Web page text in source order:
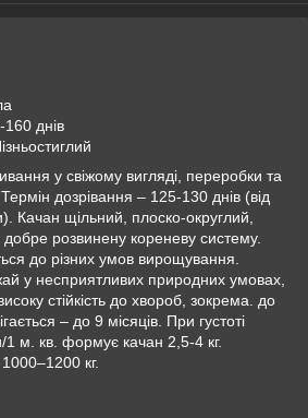
160 днів
у свіжому вигляді, переробки та
дозрівання – 125-130 днів (від
Качан щільний, плоско-округлий,
розвинену кореневу систему.
до різних умов вирощування.
у несприятливих природних умовах,
стійкість до хвороб, зокрема. до
– до 9 місяців. При густоті
м. кв. формує качан 2,5-4 кг.
кг.